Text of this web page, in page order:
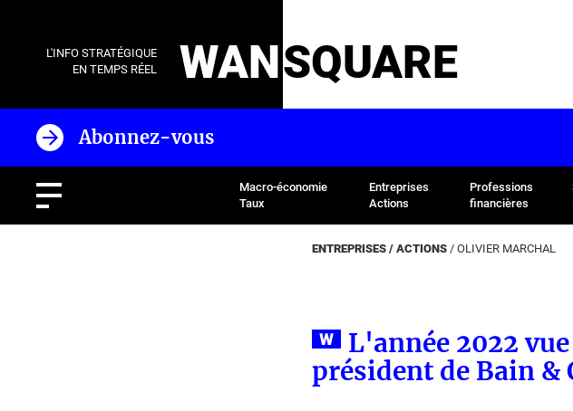
L'INFO STRATÉGIQUE
EN TEMPS RÉEL
WANSQUARE
Abonnez-vous
Macro-économie
Taux
Entreprises
Actions
Professions
financières
ENTREPRISES / ACTIONS / OLIVIER MARCHAL
L'année 2022
président de Bain &